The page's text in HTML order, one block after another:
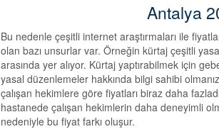
Antalya
Bu nedenle çeşitli internet araştırmaları ile
olan bazı unsurlar var. Örneğin kürtaj çeşitli
arasında yer alıyor. Kürtaj yaptırabilmek için
yasal düzenlemeler hakkında bilgi sahibi
çalışan hekimlere göre fiyatları biraz daha
hastanede çalışan hekimlerin daha deneyimli
nedeniyle bu fiyat farkı oluşur.